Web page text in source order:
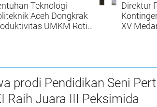
Teknologi
Aceh Dongkrak
UMKM Roti
Direktur
XV
prodi Pendidikan Seni
Raih Juara III Peksimida